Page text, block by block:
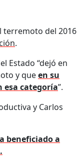
terremoto del 2016
.
Estado “dejó en
y queen su
esa categoría”.
y Carlos
beneficiado a